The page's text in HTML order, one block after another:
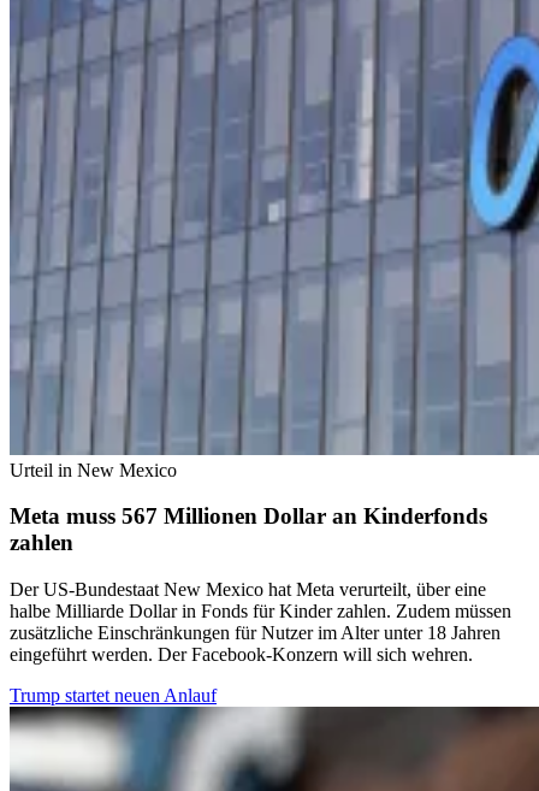
Urteil in New Mexico
Meta muss 567 Millionen Dollar an Kinderfonds
zahlen
Der US-Bundestaat New Mexico hat Meta verurteilt, über eine
halbe Milliarde Dollar in Fonds für Kinder zahlen. Zudem müssen
zusätzliche Einschränkungen für Nutzer im Alter unter 18 Jahren
eingeführt werden. Der Facebook-Konzern will sich wehren.
Trump startet neuen Anlauf